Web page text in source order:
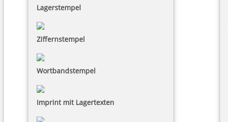
Lagerstempel
Ziffernstempel
Wortbandstempel
Imprint mit Lagertexten